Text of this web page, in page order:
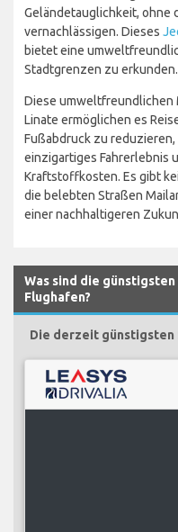
Geländetauglichkeit, ohne
vernachlässigen. Dieses
bietet eine
Stadtgrenzen zu erkunden.
Diese umweltfreundlichen
Linate ermöglichen es
Fußabdruck zu
einzigartiges Fahrerlebnis
Kraftstoffkosten. Es gibt
die belebten Straßen
einer nachhaltigeren
Was sind die
Flughafen?
Die derzeit